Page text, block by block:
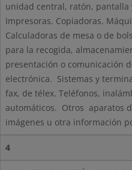
unidad central, ratón, pantalla
Impresoras. Copiadoras.
Calculadoras de mesa o de
para la recogida,
presentación o comunicación
electrónica. Sistemas y
fax, de télex. Teléfonos,
automáticos. Otros aparatos
imágenes u otra información
4